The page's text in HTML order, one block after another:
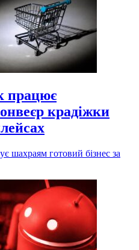
працює
крадіжки
шахраям готовий бізнес за